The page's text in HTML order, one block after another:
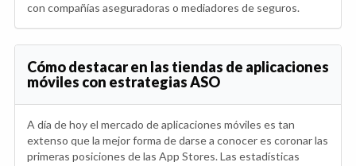
con compañías aseguradoras o mediadores de seguros.
Cómo destacar en las tiendas de aplicaciones
móviles con estrategias ASO
A día de hoy el mercado de aplicaciones móviles es tan
extenso que la mejor forma de darse a conocer es coronar las
primeras posiciones de las App Stores. Las estadísticas